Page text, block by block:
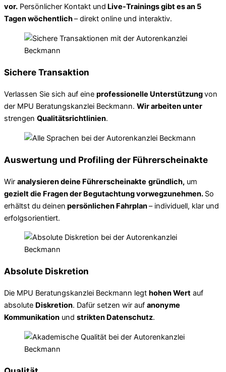
vor. Persönlicher Kontakt und Live-Trainings gibt es an 5
Tagen wöchentlich– direkt online und interaktiv.
Sichere Transaktion
Verlassen Sie sich auf eine professionelle Unterstützungvon
der MPU Beratungskanzlei Beckmann. Wir arbeiten unter
strengen Qualitätsrichtlinien.
Auswertung und Profiling der Führerscheinakte
Wir analysieren deine Führerscheinakte gründlich, um
gezielt die Fragen der Begutachtung vorwegzunehmen. So
erhältst du deinen persönlichen Fahrplan– individuell, klar und
erfolgsorientiert.
Absolute Diskretion
Die MPU Beratungskanzlei Beckmann legt hohen Wert auf
absolute Diskretion. Dafür setzen wir auf anonyme
Kommunikation und strikten Datenschutz.